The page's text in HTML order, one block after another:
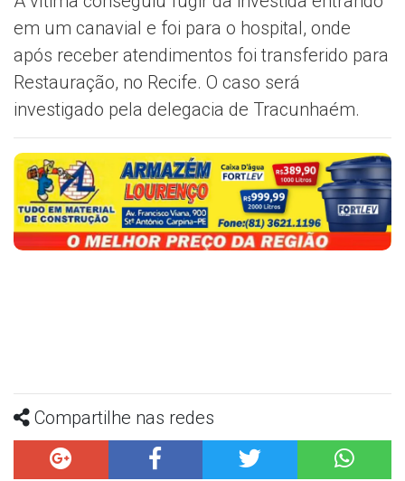
em um canavial e foi para o hospital, onde
após receber atendimentos foi transferido para
Restauração, no Recife. O caso será
investigado pela delegacia de Tracunhaém.
Compartilhe nas redes